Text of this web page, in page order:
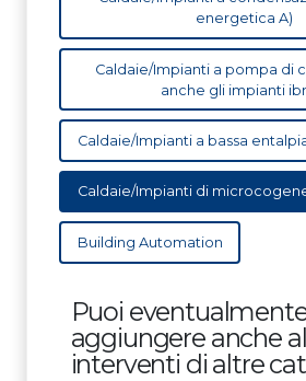
energetica A)
Caldaie/Impianti a pompa di
anche gli impianti
Caldaie/Impianti a bassa
Caldaie/Impianti di
Building Automation
Puoi
aggiungere anche
interventi di altre